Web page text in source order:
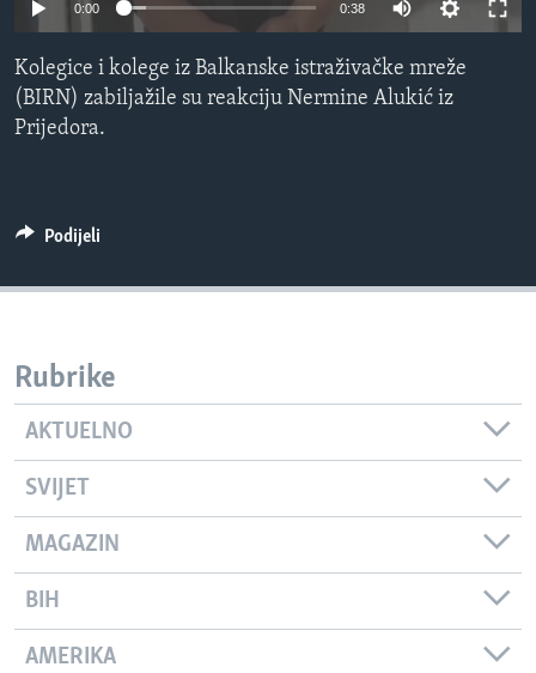
MAGAZIN
O GLASU AMERIKE
Learning English
0:00 0:38
Kolegice i kolege iz Balkanske istraživačke mreže
(BIRN) zabiljažile su reakciju Nermine Alukić iz
Prijedora.
Podijeli
Rubrike
AKTUELNO
SVIJET
MAGAZIN
BIH
AMERIKA